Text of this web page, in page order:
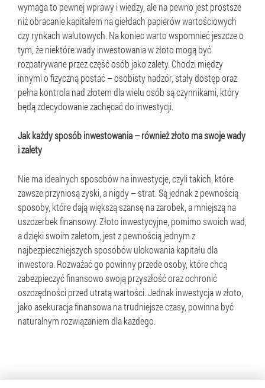
wymaga to pewnej wprawy i wiedzy, ale na pewno jest prostsze
niż obracanie kapitałem na giełdach papierów wartościowych
czy rynkach walutowych. Na koniec warto wspomnieć jeszcze o
tym, że niektóre wady inwestowania w złoto mogą być
rozpatrywane przez część osób jako zalety. Chodzi między
innymi o fizyczną postać – osobisty nadzór, stały dostęp oraz
pełna kontrola nad złotem dla wielu osób są czynnikami, który
będą zdecydowanie zachęcać do inwestycji.
Jak każdy sposób inwestowania – również złoto ma swoje wady
i zalety
Nie ma idealnych sposobów na inwestycje, czyli takich, które
zawsze przyniosą zyski, a nigdy – strat. Są jednak z pewnością
sposoby, które dają większą szansę na zarobek, a mniejszą na
uszczerbek finansowy. Złoto inwestycyjne, pomimo swoich wad,
a dzięki swoim zaletom, jest z pewnością jednym z
najbezpieczniejszych sposobów ulokowania kapitału dla
inwestora. Rozważać go powinny przede osoby, które chcą
zabezpieczyć finansowo swoją przyszłość oraz ochronić
oszczędności przed utratą wartości. Jednak inwestycja w złoto,
jako asekuracja finansowa na trudniejsze czasy, powinna być
naturalnym rozwiązaniem dla każdego.